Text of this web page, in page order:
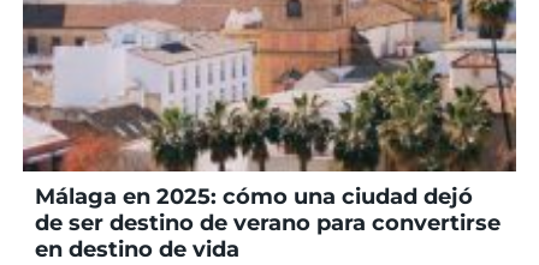
Málaga en 2025: cómo una ciudad dejó
de ser destino de verano para convertirse
en destino de vida